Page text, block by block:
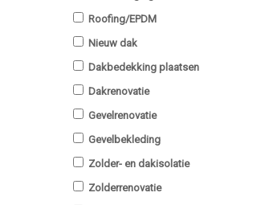
Roofing/EPDM
Nieuw dak
Dakbedekking plaatsen
Dakrenovatie
Gevelrenovatie
Gevelbekleding
Zolder- en dakisolatie
Zolderrenovatie